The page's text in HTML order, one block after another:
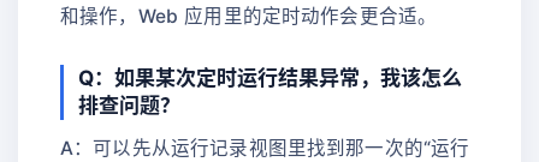
和操作，Web 应用里的定时动作会更合适。
Q：如果某次定时运行结果异常，我该怎么
排查问题？
A：可以先从运行记录视图里找到那一次的“运行